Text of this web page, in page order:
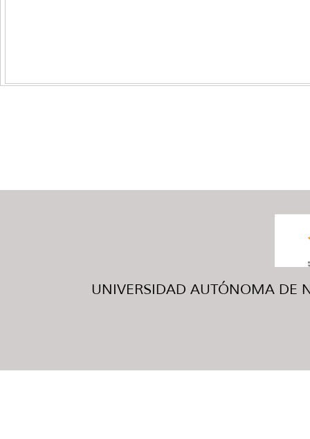
UNIVERSIDAD AUTÓNOMA DE